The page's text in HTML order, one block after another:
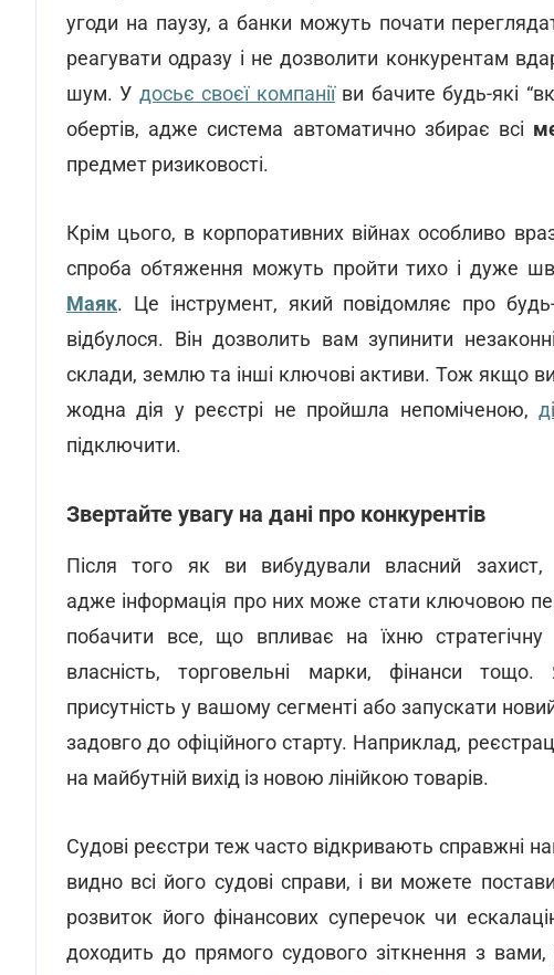
угоди на паузу, а банки можуть почати
реагувати одразу і не дозволити конкурентам
шум. У досьє своєї компаніїви бачите будь-які
обертів, адже система автоматично збирає всі
предмет ризиковості.
Крім цього, в корпоративних війнах особливо
спроба обтяження можуть пройти тихо і дуже
Маяк. Це інструмент, який повідомляє про
відбулося. Він дозволить вам зупинити
склади, землю та інші ключові активи. Тож якщо
жодна дія у реєстрі не пройшла непоміченою,
підключити.
Звертайте увагу на дані про конкурентів
Після того як ви вибудували власний
адже інформація про них може стати ключовою
побачити все, що впливає на їхню стратегічну
власність, торговельні марки, фінанси
присутність у вашому сегменті або запускати
задовго до офіційного старту. Наприклад,
на майбутній вихід із новою лінійкою товарів.
Судові реєстри теж часто відкривають справжні
видно всі його судові справи, і ви можете
розвиток його фінансових суперечок чи
доходить до прямого судового зіткнення з вами,